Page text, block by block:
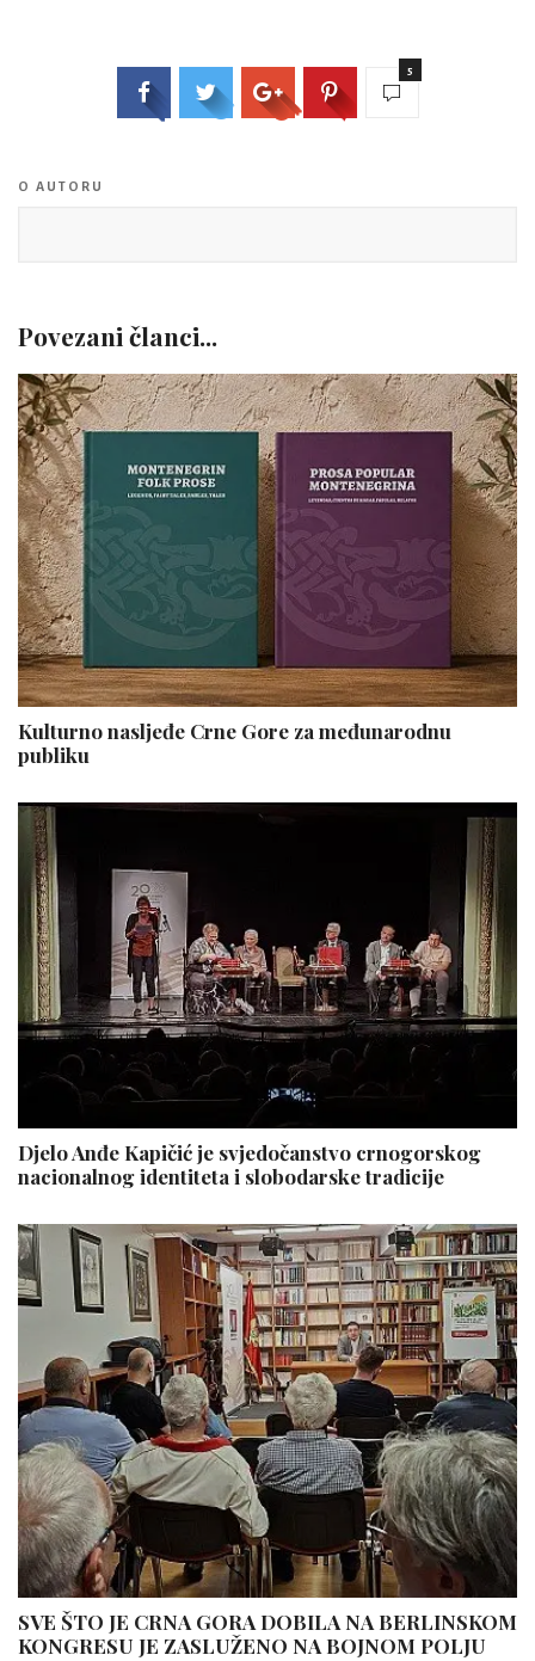
5
O AUTORU
Povezani članci...
Kulturno nasljeđe Crne Gore za međunarodnu
publiku
Djelo Anđe Kapičić je svjedočanstvo crnogorskog
nacionalnog identiteta i slobodarske tradicije
SVE ŠTO JE CRNA GORA DOBILA NA BERLINSKOM
KONGRESU JE ZASLUŽENO NA BOJNOM POLJU